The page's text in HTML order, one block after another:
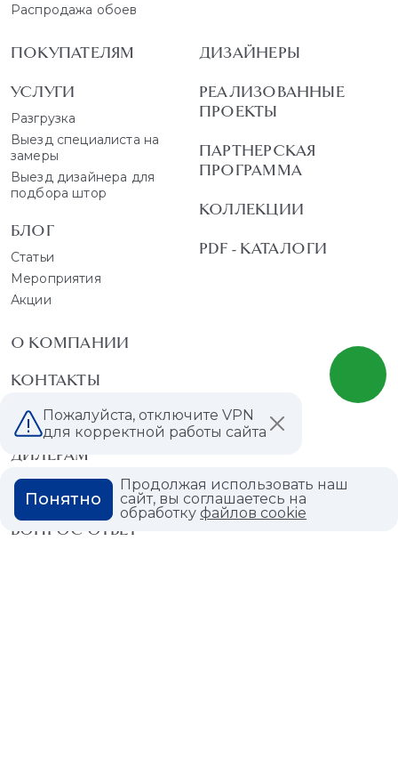
Распродажа обоев
ПОКУПАТЕЛЯМ
УСЛУГИ
Разгрузка
Выезд специалиста на
замеры
Выезд дизайнера для
подбора штор
БЛОГ
Статьи
Мероприятия
Акции
ДИЗАЙНЕРЫ
РЕАЛИЗОВАННЫЕ
ПРОЕКТЫ
ПАРТНЕРСКАЯ
ПРОГРАММА
КОЛЛЕКЦИИ
PDF - КАТАЛОГИ
О КОМПАНИИ
КОНТАКТЫ
МАГАЗИНЫ
ДИЛЕРАМ
ВАКАНСИИ
ВОПРОС ОТВЕТ
Пожалуйста, отключите VPN
для корректной работы сайта
Продолжая использовать наш
сайт, вы соглашаетесь на
обработкуфайлов cookie
Понятно